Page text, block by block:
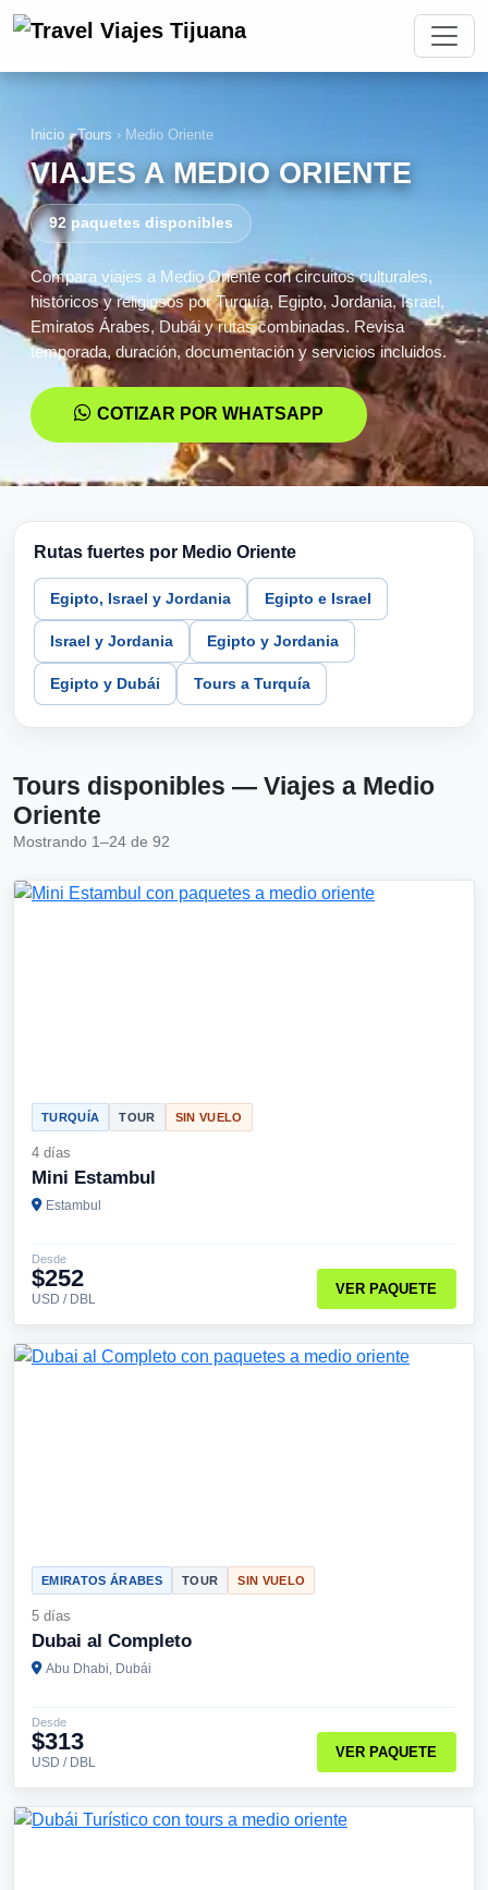
Inicio ›Tours › Medio Oriente
VIAJES A MEDIO ORIENTE
92 paquetes disponibles
Compara viajes a Medio Oriente con circuitos culturales,
históricos y religiosos por Turquía, Egipto, Jordania, Israel,
Emiratos Árabes, Dubái y rutas combinadas. Revisa
temporada, duración, documentación y servicios incluidos.
COTIZAR POR WHATSAPP
Rutas fuertes por Medio Oriente
Egipto, Israel y Jordania Egipto e Israel
Israel y Jordania Egipto y Jordania
Egipto y Dubái Tours a Turquía
Tours disponibles — Viajes a Medio
Oriente
Mostrando 1–24 de 92
TURQUÍA TOUR SIN VUELO
4 días
Mini Estambul
Estambul
Desde
$252
USD / DBL
VER PAQUETE
EMIRATOS ÁRABES TOUR SIN VUELO
5 días
Dubai al Completo
Abu Dhabi, Dubái
Desde
$313
USD / DBL
VER PAQUETE